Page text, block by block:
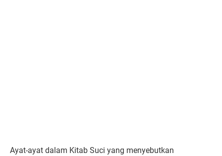
Ayat-ayat dalam Kitab Suci yang menyebutkan